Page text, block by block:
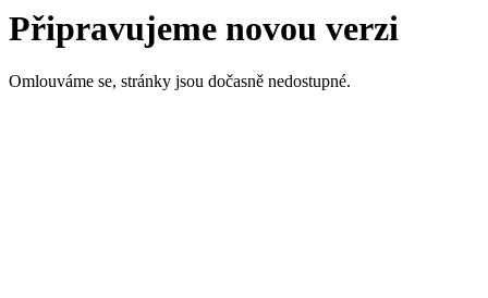
Připravujeme novou verzi
Omlouváme se, stránky jsou dočasně nedostupné.